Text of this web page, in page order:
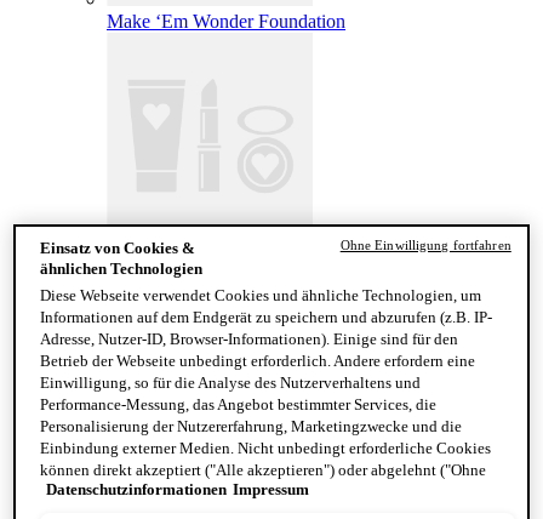
Make ‘Em Wonder Foundation
Wonder Snatch Setting Powder
Fat Cheeks
Einsatz von Cookies &
ähnlichen Technologien
Diese Webseite verwendet Cookies und ähnliche Technologien, um
Informationen auf dem Endgerät zu speichern und abzurufen (z.B. IP-
Adresse, Nutzer-ID, Browser-Informationen). Einige sind für den
Betrieb der Webseite unbedingt erforderlich. Andere erfordern eine
Einwilligung, so für die Analyse des Nutzerverhaltens und
Performance-Messung, das Angebot bestimmter Services, die
Personalisierung der Nutzererfahrung, Marketingzwecke und die
Einbindung externer Medien. Nicht unbedingt erforderliche Cookies
können direkt akzeptiert ("Alle akzeptieren") oder abgelehnt ("Ohne
Einwilligung fortfahren") werden. Individuelle Anpassungen der
Datenschutzinformationen Impressum
Ohne Einwilligung fortfahren